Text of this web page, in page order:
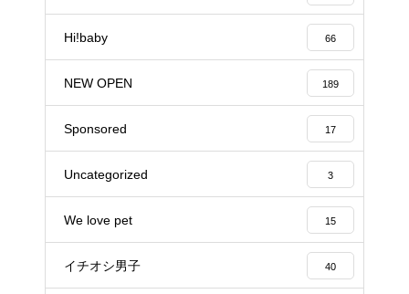
Hi!baby 66
NEW OPEN 189
Sponsored 17
Uncategorized 3
We love pet 15
イチオシ男子 40